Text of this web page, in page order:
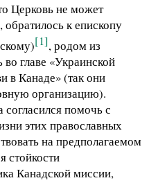
Церковь не может
обратилось к епископу
[1], родом из
главе «Украинской
в Канаде» (так они
организацию).
помочь с
этих православных
на предполагаемом
стойкости
Канадской миссии,